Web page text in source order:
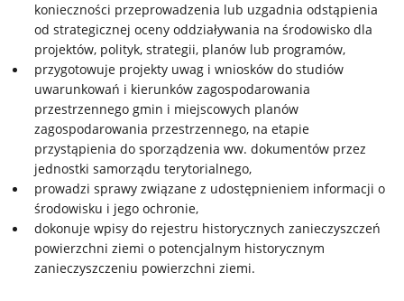
konieczności przeprowadzenia lub uzgadnia odstąpienia
od strategicznej oceny oddziaływania na środowisko dla
projektów, polityk, strategii, planów lub programów,
przygotowuje projekty uwag i wniosków do studiów
uwarunkowań i kierunków zagospodarowania
przestrzennego gmin i miejscowych planów
zagospodarowania przestrzennego, na etapie
przystąpienia do sporządzenia ww. dokumentów przez
jednostki samorządu terytorialnego,
prowadzi sprawy związane z udostępnieniem informacji o
środowisku i jego ochronie,
dokonuje wpisy do rejestru historycznych zanieczyszczeń
powierzchni ziemi o potencjalnym historycznym
zanieczyszczeniu powierzchni ziemi.